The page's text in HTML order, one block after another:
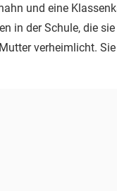
und eine
in der Schule, die
verheimlicht.